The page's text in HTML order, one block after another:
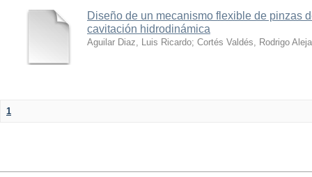
Diseño de un mecanismo flexible de pinzas
cavitación hidrodinámica
Aguilar Diaz, Luis Ricardo; Cortés Valdés, Rodrigo
1